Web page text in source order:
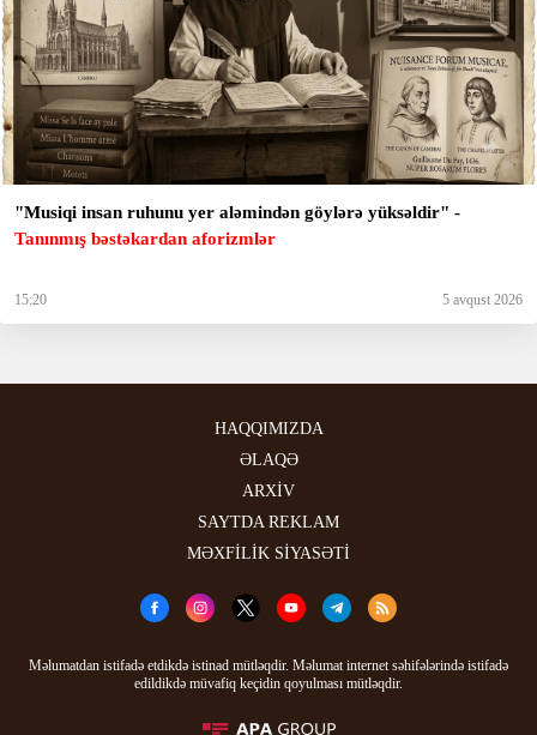
"Musiqi insan ruhunu yer aləmindən göylərə yüksəldir" -
Tanınmış bəstəkardan aforizmlər
15:20 5 avqust 2026
HAQQIMIZDA
ƏLAQƏ
ARXİV
SAYTDA REKLAM
MƏXFİLİK SİYASƏTİ
Məlumatdan istifadə etdikdə istinad mütləqdir. Məlumat internet səhifələrində istifadə
edildikdə müvafiq keçidin qoyulması mütləqdir.